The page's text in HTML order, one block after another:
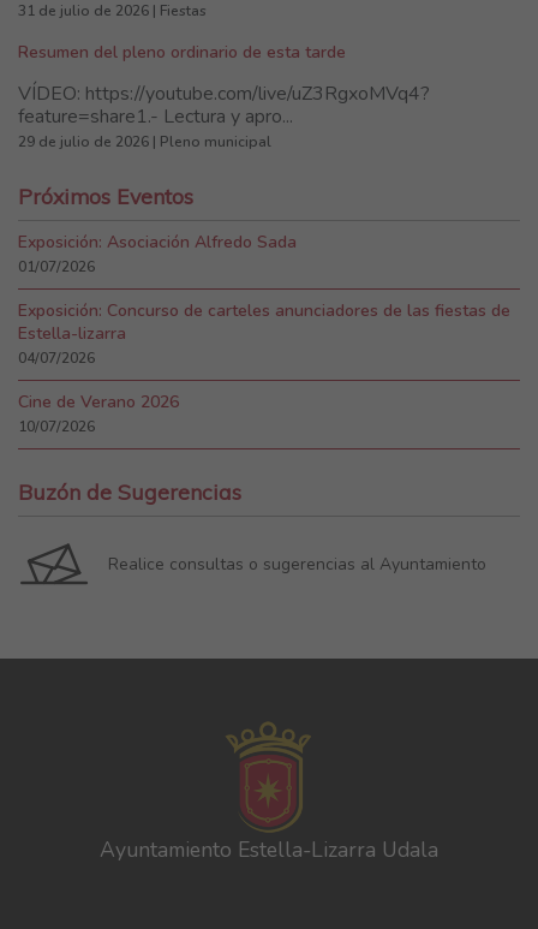
31 de julio de 2026 | Fiestas
Resumen del pleno ordinario de esta tarde
VÍDEO: https://youtube.com/live/uZ3RgxoMVq4?
feature=share1.- Lectura y apro...
29 de julio de 2026 | Pleno municipal
Próximos Eventos
Exposición: Asociación Alfredo Sada
01/07/2026
Exposición: Concurso de carteles anunciadores de las fiestas de
Estella-lizarra
04/07/2026
Cine de Verano 2026
10/07/2026
Buzón de Sugerencias
Realice consultas o sugerencias al Ayuntamiento
Ayuntamiento Estella-Lizarra Udala